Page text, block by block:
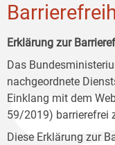
Erklärung zur
Das
nachgeordnete
Einklang mit dem
59/2019) barrierefrei
Diese Erklärung zur